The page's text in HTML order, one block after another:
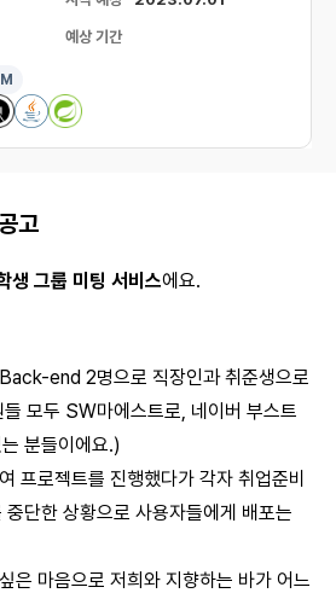
예상 기간
고
생 그룹 미팅 서비스에요.
end 2명으로 직장인과 취준생으로
모두 SW마에스트로, 네이버 부스트
분들이에요.)
프로젝트를 진행했다가 각자 취업준비
단한 상황으로 사용자들에게 배포는
은 마음으로 저희와 지향하는 바가 어느